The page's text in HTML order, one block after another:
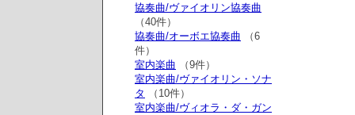
協奏曲/ヴァイオリン協奏曲
（40件）
協奏曲/オーボエ協奏曲 （6
件）
室内楽曲 （9件）
室内楽曲/ヴァイオリン・ソナ
タ
（10件）
室内楽曲/ヴィオラ・ダ・ガン